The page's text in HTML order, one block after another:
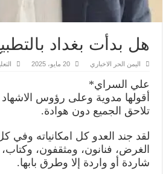
هل بدأت بغداد
اليمن الحر الاخباري 20 مايو، 2025
علي السراي*
أقولها مدوية وعلى رؤوس الاشهاد
تلاحق الجميع دون هوادة.
لقد جند العدو كل امكانياته وفي كل
الغرض، فنانون، ومثقفون،
شاردة أو واردة إلا وطرق بابها.